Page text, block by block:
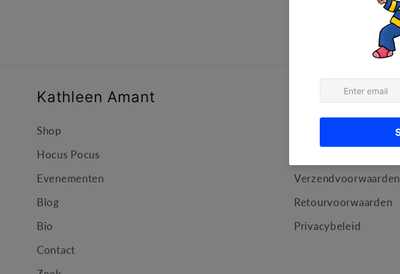
Kathleen Amant
Shop
Hocus Pocus
Evenementen
Blog
Bio
Contact
Informatie
Verzendvoorwaarden
Retourvoorwaarden
Privacybeleid